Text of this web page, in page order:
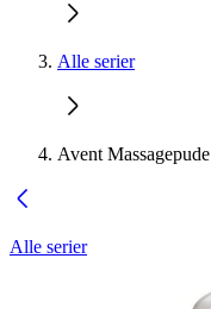
Alle serier
Avent Massagepude
Alle serier